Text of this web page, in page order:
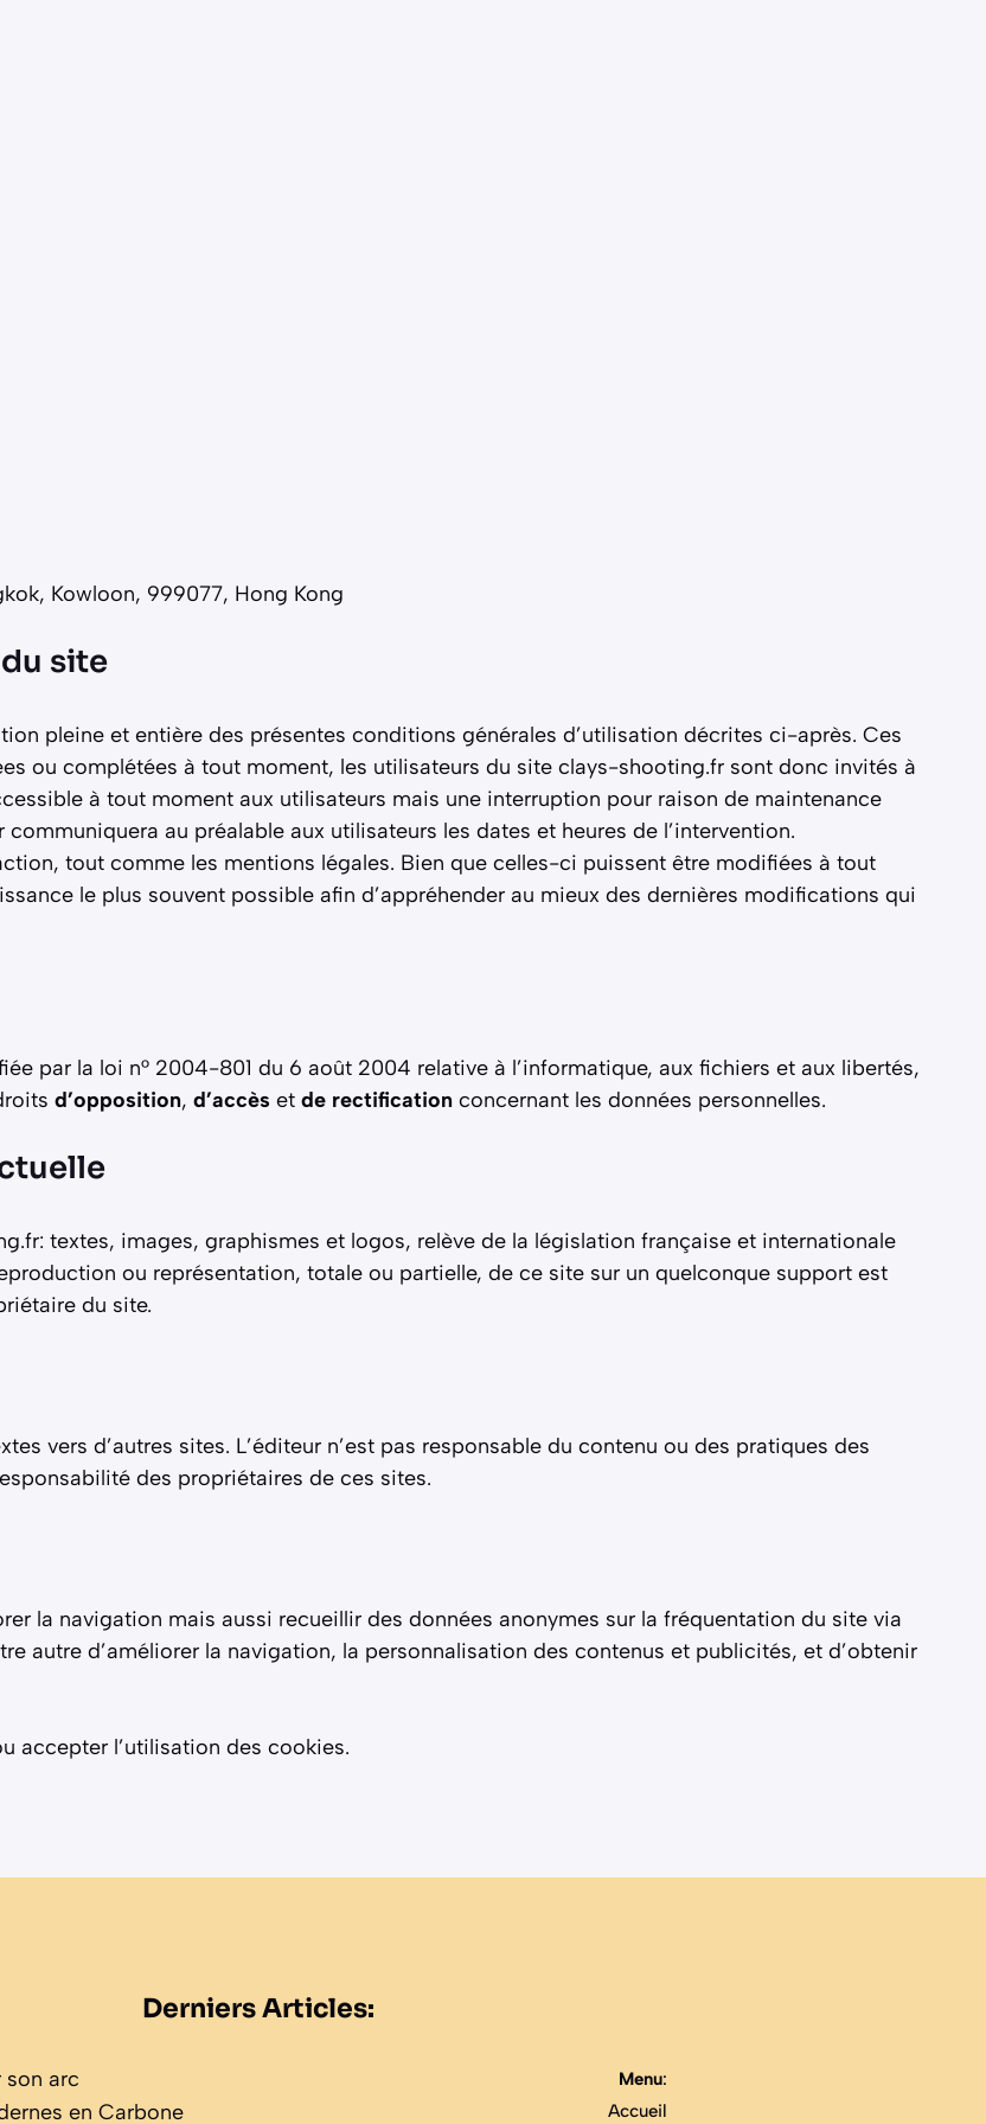
Kowloon, 999077, Hong Kong
site
pleine et entière des présentes conditions générales d’utilisation décrites ci-après. Ces
ou complétées à tout moment, les utilisateurs du site clays-shooting.fr sont donc invités à
à tout moment aux utilisateurs mais une interruption pour raison de maintenance
au préalable aux utilisateurs les dates et heures de l’intervention.
tout comme les mentions légales. Bien que celles-ci puissent être modifiées à tout
le plus souvent possible afin d’appréhender au mieux des dernières modifications qui
par la loi n° 2004-801 du 6 août 2004 relative à l’informatique, aux fichiers et aux libertés,
d’opposition, d’accès et de rectification concernant les données personnelles.
textes, images, graphismes et logos, relève de la législation française et internationale
ou représentation, totale ou partielle, de ce site sur un quelconque support est
du site.
vers d’autres sites. L’éditeur n’est pas responsable du contenu ou des pratiques des
des propriétaires de ces sites.
la navigation mais aussi recueillir des données anonymes sur la fréquentation du site via
autre d’améliorer la navigation, la personnalisation des contenus et publicités, et d’obtenir
accepter l’utilisation des cookies.
Derniers Articles:
arc
en Carbone
Menu:
Accueil